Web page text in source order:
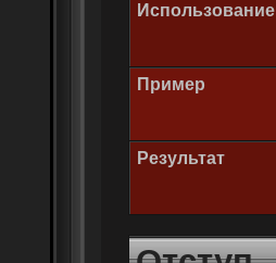
Использование
Пример
Результат